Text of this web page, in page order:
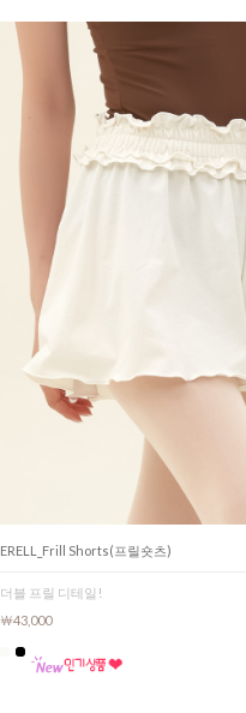
ERELL_Frill Shorts(프릴숏츠)
더블 프릴 디테일!
￦43,000